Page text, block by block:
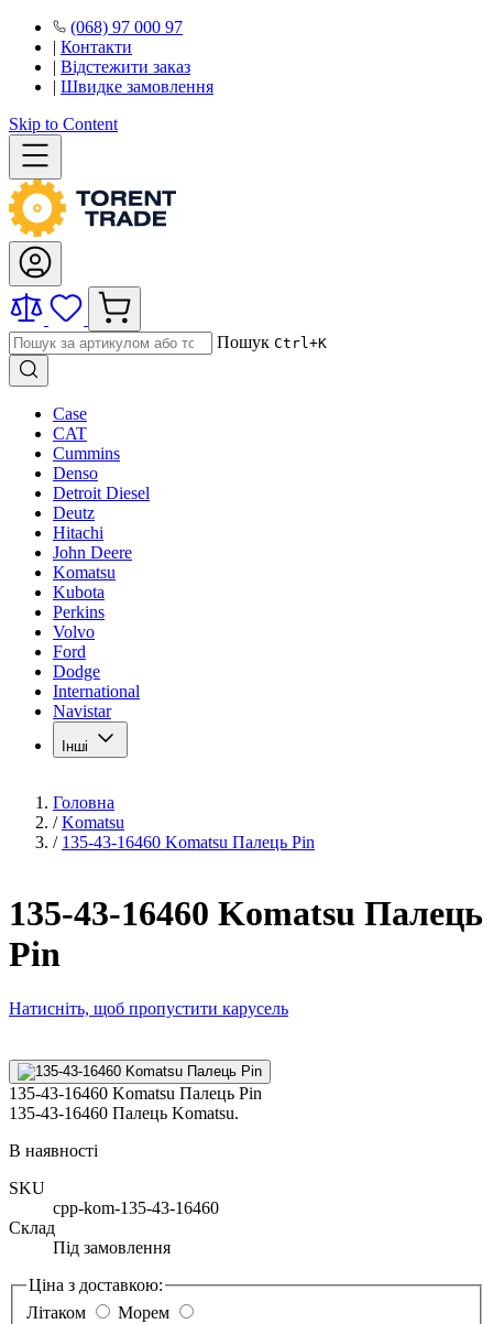
(068) 97 000 97
| Контакти
| Відстежити заказ
| Швидке замовлення
Skip to Content
Пошук Ctrl+K
Case
CAT
Cummins
Denso
Detroit Diesel
Deutz
Hitachi
John Deere
Komatsu
Kubota
Perkins
Volvo
Ford
Dodge
International
Navistar
Інші
Головна
/ Komatsu
/ 135-43-16460 Komatsu Палець Pin
135-43-16460 Komatsu Палець
Pin
Натисніть, щоб пропустити карусель
135-43-16460 Komatsu Палець Pin
135-43-16460 Палець Komatsu.
В наявності
SKU
cpp-kom-135-43-16460
Склад
Під замовлення
Ціна з доставкою:
Літаком
Морем